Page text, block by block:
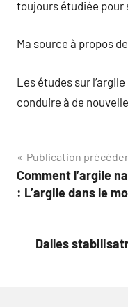
toujours étudiée pour
Ma source à propos de
Les études sur
conduire à de
Navigation
de
Publication
Comment l’argile
: L’argile dans le
Dalles